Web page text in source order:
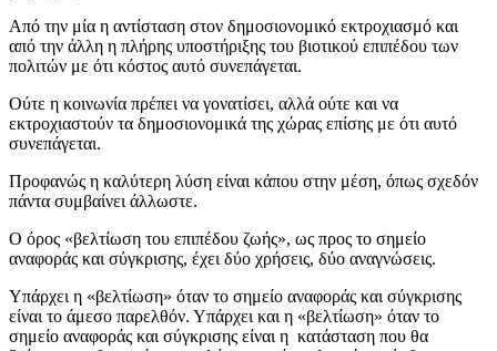
Από την μία η αντίσταση στον δημοσιονομικό εκτροχιασμό και
από την άλλη η πλήρης υποστήριξης του βιοτικού επιπέδου των
πολιτών με ότι κόστος αυτό συνεπάγεται.
Ούτε η κοινωνία πρέπει να γονατίσει, αλλά ούτε και να
εκτροχιαστούν τα δημοσιονομικά της χώρας επίσης με ότι αυτό
συνεπάγεται.
Προφανώς η καλύτερη λύση είναι κάπου στην μέση, όπως σχεδόν
πάντα συμβαίνει άλλωστε.
Ο όρος «βελτίωση του επιπέδου ζωής», ως προς το σημείο
αναφοράς και σύγκρισης, έχει δύο χρήσεις, δύο αναγνώσεις.
Υπάρχει η «βελτίωση» όταν το σημείο αναφοράς και σύγκρισης
είναι το άμεσο παρελθόν. Υπάρχει και η «βελτίωση» όταν το
σημείο αναφοράς και σύγκρισης είναι η κατάσταση που θα